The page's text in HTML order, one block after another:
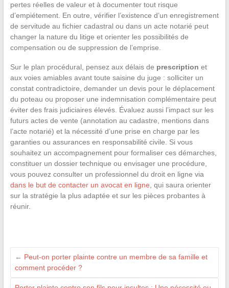
pertes réelles de valeur et à documenter tout risque
d’empiétement. En outre, vérifier l’existence d’un enregistrement
de servitude au fichier cadastral ou dans un acte notarié peut
changer la nature du litige et orienter les possibilités de
compensation ou de suppression de l’emprise.
Sur le plan procédural, pensez aux délais de prescription et
aux voies amiables avant toute saisine du juge : solliciter un
constat contradictoire, demander un devis pour le déplacement
du poteau ou proposer une indemnisation complémentaire peut
éviter des frais judiciaires élevés. Évaluez aussi l’impact sur les
futurs actes de vente (annotation au cadastre, mentions dans
l’acte notarié) et la nécessité d’une prise en charge par les
garanties ou assurances en responsabilité civile. Si vous
souhaitez un accompagnement pour formaliser ces démarches,
constituer un dossier technique ou envisager une procédure,
vous pouvez consulter un professionnel du droit en ligne via
dans le but de contacter un avocat en ligne, qui saura orienter
sur la stratégie la plus adaptée et sur les pièces probantes à
réunir.
← Peut-on porter plainte contre un membre de sa famille et
comment procéder ?